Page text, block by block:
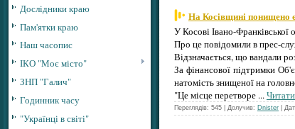
Дослідники краю
Пам'ятки краю
Наш часопис
ІКО "Моє місто"
ЗНП "Галич"
Годинник часу
"Українці в світі"
На Косівщині понищено
У Косові Івано-Франківської
Про це повідомили в прес-
Відзначається, що вандали
За фінансової підтримки
натомість знищеної на
"Це місце перетворе ...
Переглядів: 545 | Долучив: Dnister |